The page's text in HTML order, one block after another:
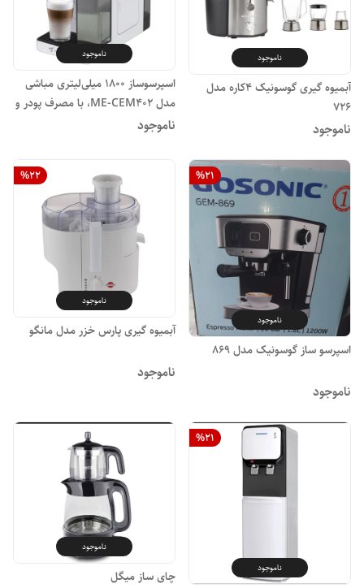
ناموجود
آبمیوه گیری گوسونیک ۴کاره مدل
۷۲۶
ناموجود
ناموجود
اسپرسوساز 1800 میلی‌لیتری مباشی
مدل ME-CEM402، با مصرف پودر و
کپسول قهوه، مناسب تهیه اسپرسو،
ناموجود
%21
ناموجود
اسپرسو ساز گوسونیک مدل ۸۶۹
ناموجود
%22
ناموجود
آبمیوه گیری پارس خزر مدل مانگو
ناموجود
%21
ناموجود
ناموجود
چای ساز میگل